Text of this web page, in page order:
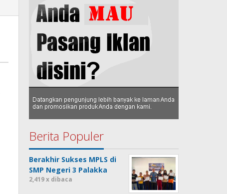
Berita Populer
Berakhir Sukses MPLS di
SMP Negeri 3 Palakka
2,419 x dibaca